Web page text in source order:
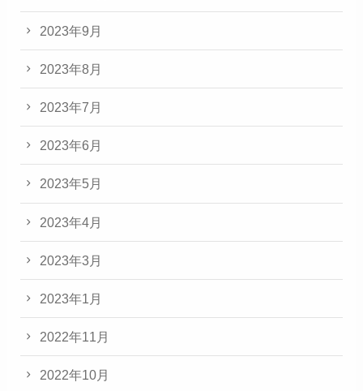
2023年9月
2023年8月
2023年7月
2023年6月
2023年5月
2023年4月
2023年3月
2023年1月
2022年11月
2022年10月